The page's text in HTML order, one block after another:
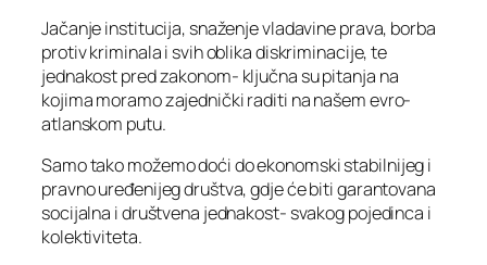
Jačanje institucija, snaženje vladavine prava, borba
protiv kriminala i svih oblika diskriminacije, te
jednakost pred zakonom- ključna su pitanja na
kojima moramo zajednički raditi na našem evro-
atlanskom putu.
Samo tako možemo doći do ekonomski stabilnijeg i
pravno uređenijeg društva, gdje će biti garantovana
socijalna i društvena jednakost- svakog pojedinca i
kolektiviteta.